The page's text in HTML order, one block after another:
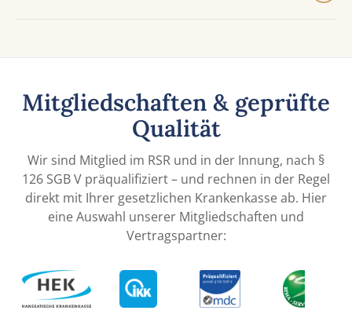
Mitgliedschaften & geprüfte
Qualität
Wir sind Mitglied im RSR und in der Innung, nach §
126 SGB V präqualifiziert – und rechnen in der Regel
direkt mit Ihrer gesetzlichen Krankenkasse ab. Hier
eine Auswahl unserer Mitgliedschaften und
Vertragspartner: